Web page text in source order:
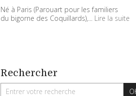
Né à Paris (Parouart pour les familiers
du bigorne des Coquillards),... Lire la suite
Rechercher